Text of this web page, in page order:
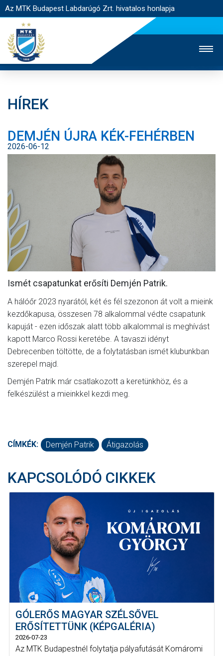
Az MTK Budapest Labdarúgó Zrt. hivatalos honlapja
JEGYÉRTÉKESÍTÉS
WEBSHOP
STADION
EGYESÜLET
KAPCSOLAT
NYITÓLAP
HÍREK
CSAPATOK
MÉRKŐZÉSEK
GALÉRIA
SZURKOLÓI ÉLMÉNYEK
AKKREDITÁCIÓ
HÍREK
DEMJÉN ÚJRA KÉK-FEHÉRBEN
2026-06-12
Ismét csapatunkat erősíti Demjén Patrik.
A hálóőr 2023 nyarától, két és fél szezonon át volt a mieink
kezdőkapusa, összesen 78 alkalommal védte csapatunk
kapuját - ezen időszak alatt több alkalommal is meghívást
kapott Marco Rossi keretébe. A tavaszi idényt
Debrecenben töltötte, de a folytatásban ismét klubunkban
szerepel majd.
Demjén Patrik már csatlakozott a keretünkhöz, és a
felkészülést a mieinkkel kezdi meg.
CÍMKÉK: Demjén Patrik Átigazolás
KAPCSOLÓDÓ CIKKEK
GÓLERŐS MAGYAR SZÉLSŐVEL
ERŐSÍTETTÜNK (KÉPGALÉRIA)
2026-07-23
Az MTK Budapestnél folytatja pályafutását Komáromi